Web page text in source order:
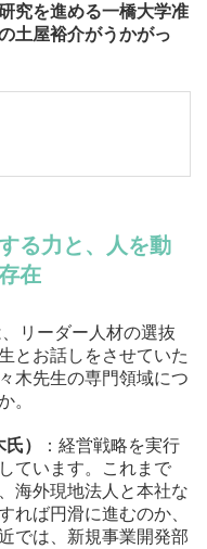
究を進める一橋大学准
土屋裕介がうかがっ
る力と、人を動
在
、リーダー人材の選抜
とお話しをさせていた
木先生の専門領域につ
。
）
：経営戦略を実行
ています。これまで
海外現地法人と本社な
れば円滑に進むのか、
では、新規事業開発部